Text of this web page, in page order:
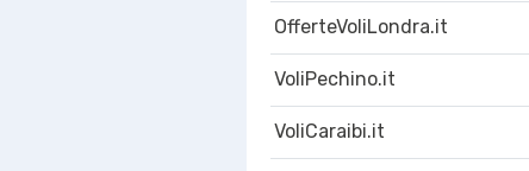
OfferteVoliLondra.it
VoliPechino.it
VoliCaraibi.it